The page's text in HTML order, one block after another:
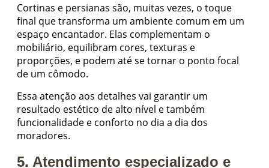
Cortinas e persianas são, muitas vezes, o toque
final que transforma um ambiente comum em um
espaço encantador. Elas complementam o
mobiliário, equilibram cores, texturas e
proporções, e podem até se tornar o ponto focal
de um cômodo.
Essa atenção aos detalhes vai garantir um
resultado estético de alto nível e também
funcionalidade e conforto no dia a dia dos
moradores.
5. Atendimento especializado e